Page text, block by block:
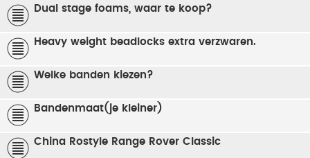
Dual stage foams, waar te koop?
Heavy weight beadlocks extra verzwaren.
Welke banden kiezen?
Bandenmaat(je kleiner)
China Rostyle Range Rover Classic